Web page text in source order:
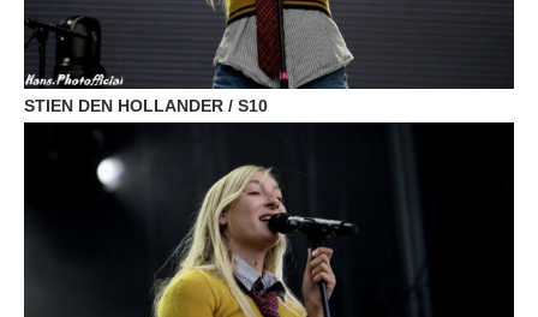
STIEN DEN HOLLANDER / S10